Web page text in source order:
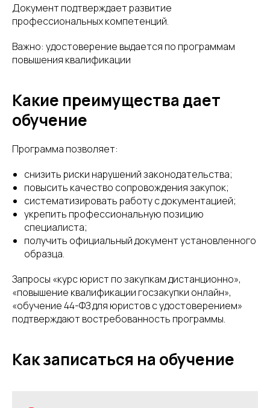
Документ подтверждает развитие
профессиональных компетенций.
Важно: удостоверение выдается по программам
повышения квалификации
Какие преимущества дает
обучение
Программа позволяет:
снизить риски нарушений законодательства;
повысить качество сопровождения закупок;
систематизировать работу с документацией;
укрепить профессиональную позицию
специалиста;
получить официальный документ установленного
образца.
Запросы «курс юрист по закупкам дистанционно»,
«повышение квалификации госзакупки онлайн»,
«обучение 44-ФЗ для юристов с удостоверением»
подтверждают востребованность программы.
Как записаться на обучение